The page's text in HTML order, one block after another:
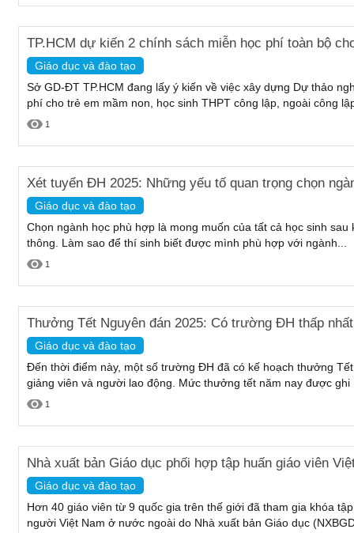
TP.HCM dự kiến 2 chính sách miễn học phí toàn bộ
Giáo dục và đào tạo
Sở GD-ĐT TP.HCM đang lấy ý kiến về việc xây dựng Dự thảo
phí cho trẻ em mầm non, học sinh THPT công lập, ngoài công
1
Xét tuyển ĐH 2025: Những yếu tố quan trọng chọn
Giáo dục và đào tạo
Chọn ngành học phù hợp là mong muốn của tất cả học sinh
thông. Làm sao để thí sinh biết được mình phù hợp với ngành...
1
Thưởng Tết Nguyên đán 2025: Có trường ĐH thấp
Giáo dục và đào tạo
Đến thời điểm này, một số trường ĐH đã có kế hoạch thưởng
giảng viên và người lao động. Mức thưởng tết năm nay được
1
Nhà xuất bản Giáo dục phối hợp tập huấn giáo viên
Giáo dục và đào tạo
Hơn 40 giáo viên từ 9 quốc gia trên thế giới đã tham gia khóa
người Việt Nam ở nước ngoài do Nhà xuất bản Giáo dục